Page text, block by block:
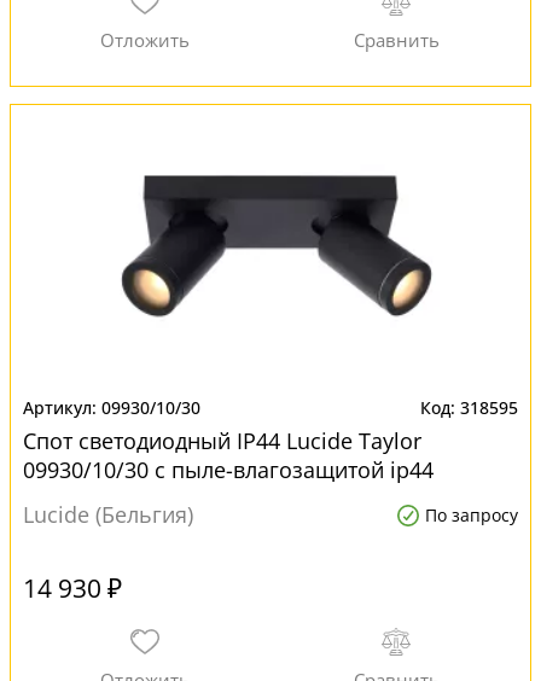
09930/10/30 318595
Спот светодиодный IP44 Lucide Taylor
09930/10/30 с пыле-влагозащитой ip44
Lucide (Бельгия)
По запросу
14 930 ₽